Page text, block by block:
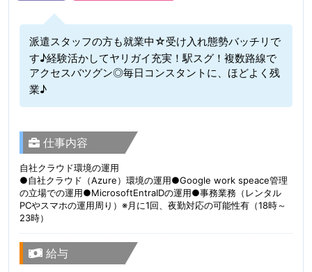
派遣スタッフの方も就業中☆受け入れ態勢バッチリで
す♪経験活かしてヤリガイ充実！駅スグ！複数路線で
アクセスバツグン◎毎日コンスタントに、ほどよく残
業♪
仕事内容
自社クラウド環境の運用
●自社クラウド（Azure）環境の運用●Google work speace管理
の立場での運用●MicrosoftEntraIDの運用●事務業務（レンタル
PCやスマホの運用周り）※月に1回、夜勤対応の可能性有（18時～
23時）
給与